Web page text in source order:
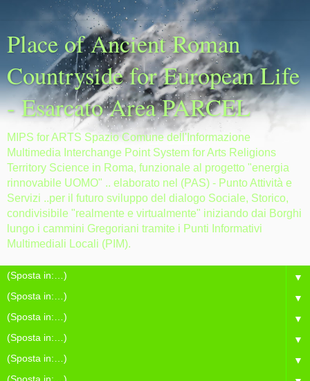
Place of Ancient Roman
Countryside for European Life
- Esarcato Area PARCEL
MIPS for ARTS Spazio Comune dell'Informazione
Multimedia Interchange Point System for Arts Religions
Territory Science in Roma, funzionale al progetto "energia
rinnovabile UOMO" .. elaborato nel (PAS) - Punto Attività e
Servizi ..per il futuro sviluppo del dialogo Sociale, Storico,
condivisibile "realmente e virtualmente" iniziando dai Borghi
lungo i cammini Gregoriani tramite i Punti Informativi
Multimediali Locali (PIM).
▼
▼
▼
▼
▼